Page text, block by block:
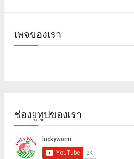
เพจของเรา
ช่องยูทูปของเรา